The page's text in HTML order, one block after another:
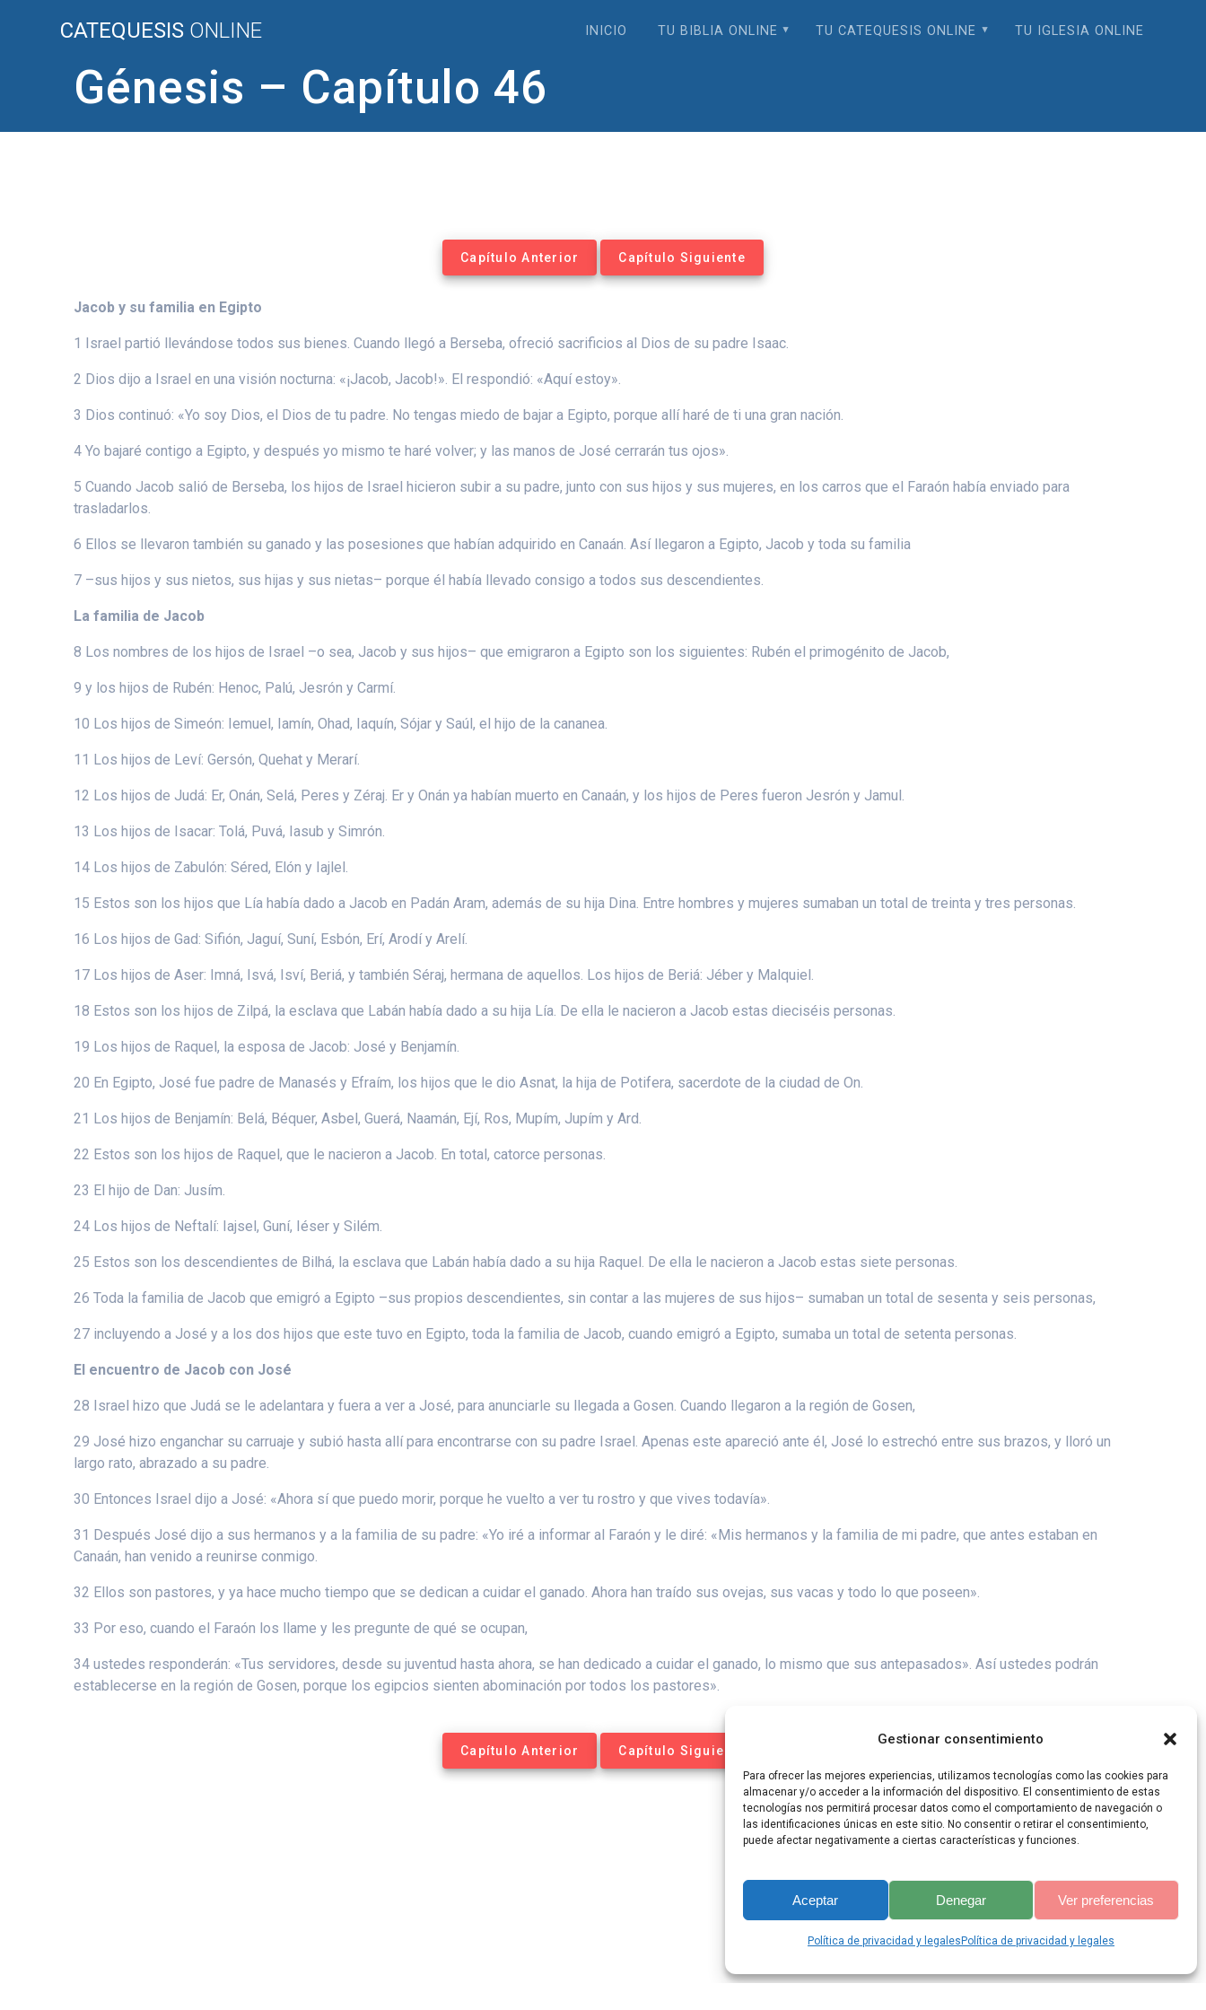
Gestionar consentimiento
Para ofrecer las mejores experiencias, utilizamos tecnologías como las cookies para
almacenar y/o acceder a la información del dispositivo. El consentimiento de estas
tecnologías nos permitirá procesar datos como el comportamiento de navegación o
las identificaciones únicas en este sitio. No consentir o retirar el consentimiento,
puede afectar negativamente a ciertas características y funciones.
Aceptar Denegar Ver preferencias
Política de privacidad y legales Política de privacidad y legales
CATEQUESIS ONLINE INICIO TU BIBLIA ONLINE TU CATEQUESIS ONLINE TU IGLESIA ONLINE
Génesis – Capítulo 46
Capítulo Anterior Capítulo Siguiente
Jacob y su familia en Egipto
1 Israel partió llevándose todos sus bienes. Cuando llegó a Berseba, ofreció sacrificios al Dios de su padre Isaac.
2 Dios dijo a Israel en una visión nocturna: «¡Jacob, Jacob!». El respondió: «Aquí estoy».
3 Dios continuó: «Yo soy Dios, el Dios de tu padre. No tengas miedo de bajar a Egipto, porque allí haré de ti una gran nación.
4 Yo bajaré contigo a Egipto, y después yo mismo te haré volver; y las manos de José cerrarán tus ojos».
5 Cuando Jacob salió de Berseba, los hijos de Israel hicieron subir a su padre, junto con sus hijos y sus mujeres, en los carros que el Faraón había enviado para
trasladarlos.
6 Ellos se llevaron también su ganado y las posesiones que habían adquirido en Canaán. Así llegaron a Egipto, Jacob y toda su familia
7 –sus hijos y sus nietos, sus hijas y sus nietas– porque él había llevado consigo a todos sus descendientes.
La familia de Jacob
8 Los nombres de los hijos de Israel –o sea, Jacob y sus hijos– que emigraron a Egipto son los siguientes: Rubén el primogénito de Jacob,
9 y los hijos de Rubén: Henoc, Palú, Jesrón y Carmí.
10 Los hijos de Simeón: Iemuel, Iamín, Ohad, Iaquín, Sójar y Saúl, el hijo de la cananea.
11 Los hijos de Leví: Gersón, Quehat y Merarí.
12 Los hijos de Judá: Er, Onán, Selá, Peres y Zéraj. Er y Onán ya habían muerto en Canaán, y los hijos de Peres fueron Jesrón y Jamul.
13 Los hijos de Isacar: Tolá, Puvá, Iasub y Simrón.
14 Los hijos de Zabulón: Séred, Elón y Iajlel.
15 Estos son los hijos que Lía había dado a Jacob en Padán Aram, además de su hija Dina. Entre hombres y mujeres sumaban un total de treinta y tres personas.
16 Los hijos de Gad: Sifión, Jaguí, Suní, Esbón, Erí, Arodí y Arelí.
17 Los hijos de Aser: Imná, Isvá, Isví, Beriá, y también Séraj, hermana de aquellos. Los hijos de Beriá: Jéber y Malquiel.
18 Estos son los hijos de Zilpá, la esclava que Labán había dado a su hija Lía. De ella le nacieron a Jacob estas dieciséis personas.
19 Los hijos de Raquel, la esposa de Jacob: José y Benjamín.
20 En Egipto, José fue padre de Manasés y Efraím, los hijos que le dio Asnat, la hija de Potifera, sacerdote de la ciudad de On.
21 Los hijos de Benjamín: Belá, Béquer, Asbel, Guerá, Naamán, Ejí, Ros, Mupím, Jupím y Ard.
22 Estos son los hijos de Raquel, que le nacieron a Jacob. En total, catorce personas.
23 El hijo de Dan: Jusím.
24 Los hijos de Neftalí: Iajsel, Guní, Iéser y Silém.
25 Estos son los descendientes de Bilhá, la esclava que Labán había dado a su hija Raquel. De ella le nacieron a Jacob estas siete personas.
26 Toda la familia de Jacob que emigró a Egipto –sus propios descendientes, sin contar a las mujeres de sus hijos– sumaban un total de sesenta y seis personas,
27 incluyendo a José y a los dos hijos que este tuvo en Egipto, toda la familia de Jacob, cuando emigró a Egipto, sumaba un total de setenta personas.
El encuentro de Jacob con José
28 Israel hizo que Judá se le adelantara y fuera a ver a José, para anunciarle su llegada a Gosen. Cuando llegaron a la región de Gosen,
29 José hizo enganchar su carruaje y subió hasta allí para encontrarse con su padre Israel. Apenas este apareció ante él, José lo estrechó entre sus brazos, y lloró un
largo rato, abrazado a su padre.
30 Entonces Israel dijo a José: «Ahora sí que puedo morir, porque he vuelto a ver tu rostro y que vives todavía».
31 Después José dijo a sus hermanos y a la familia de su padre: «Yo iré a informar al Faraón y le diré: «Mis hermanos y la familia de mi padre, que antes estaban en
Canaán, han venido a reunirse conmigo.
32 Ellos son pastores, y ya hace mucho tiempo que se dedican a cuidar el ganado. Ahora han traído sus ovejas, sus vacas y todo lo que poseen».
33 Por eso, cuando el Faraón los llame y les pregunte de qué se ocupan,
34 ustedes responderán: «Tus servidores, desde su juventud hasta ahora, se han dedicado a cuidar el ganado, lo mismo que sus antepasados». Así ustedes podrán
establecerse en la región de Gosen, porque los egipcios sienten abominación por todos los pastores».
Capítulo Anterior Capítulo Siguiente
Materialis Theme